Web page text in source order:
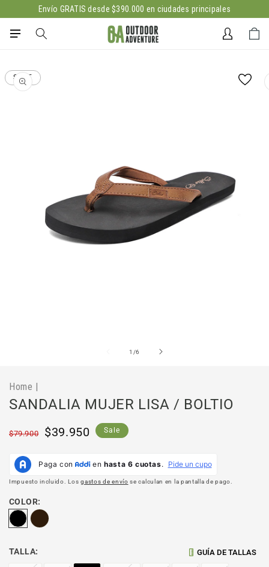
directamenteEnvío GRATIS desde $390.000 en ciudades principales
sesión
Carrito
SALE
directamente
a la
información
ventana
1 /de
6
Home |
SANDALIA MUJER LISA / BOLTIO
Precio
$79.900
Precio
oferta
$39.950 Sale
Impuesto incluido. Losgastos de envío se calculan en la pantalla de pago.
COLOR:
TALLA: GUÍA DE TALLAS